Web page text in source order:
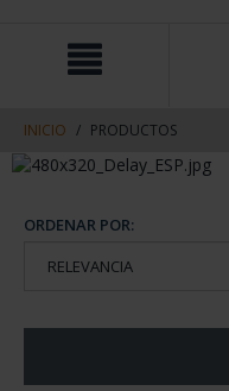
contenido
navegacin
INICIO PRODUCTOS
ORDENAR POR: